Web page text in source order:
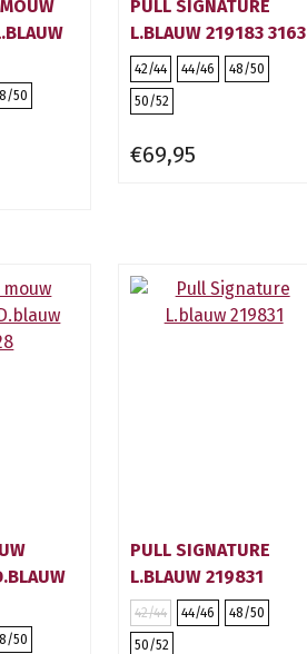
50
PULL SIGNATURE
L.BLAUW 219183 3163
42/44 44/46 48/50
50/52
€69,95
50
PULL SIGNATURE
L.BLAUW 219831
42/44 44/46 48/50
50/52